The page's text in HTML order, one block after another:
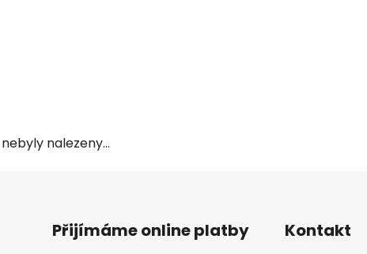
nebyly nalezeny...
Přijímáme online platby Kontakt